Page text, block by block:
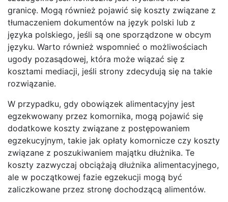
granicę. Mogą również pojawić się koszty związane z
tłumaczeniem dokumentów na język polski lub z
języka polskiego, jeśli są one sporządzone w obcym
języku. Warto również wspomnieć o możliwościach
ugody pozasądowej, która może wiązać się z
kosztami mediacji, jeśli strony zdecydują się na takie
rozwiązanie.
W przypadku, gdy obowiązek alimentacyjny jest
egzekwowany przez komornika, mogą pojawić się
dodatkowe koszty związane z postępowaniem
egzekucyjnym, takie jak opłaty komornicze czy koszty
związane z poszukiwaniem majątku dłużnika. Te
koszty zazwyczaj obciążają dłużnika alimentacyjnego,
ale w początkowej fazie egzekucji mogą być
zaliczkowane przez stronę dochodzącą alimentów.